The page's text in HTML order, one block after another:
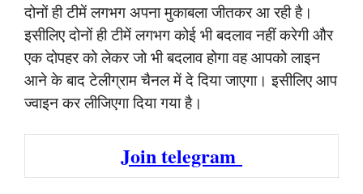
दोनों ही टीमें लगभग अपना मुकाबला जीतकर आ रही है।
इसीलिए दोनों ही टीमें लगभग कोई भी बदलाव नहीं करेगी और
एक दोपहर को लेकर जो भी बदलाव होगा वह आपको लाइन
आने के बाद टेलीग्राम चैनल में दे दिया जाएगा। इसीलिए आप
ज्वाइन कर लीजिएगा दिया गया है।
Join telegram